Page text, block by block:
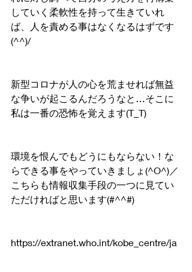
していく柔軟性を持って生きていれ
ば、人を責める事はなくなるはずです
(^^)/
新型コロナが人の心を荒ませれば無益
な争いが起こるんだろうなと…そこに
私は一番の恐怖を覚えます(T_T)
環境を恨んでもどうにもならない！な
らできる事をやっていきましょ(^O^)／
こちらも情報収集手段の一つに見てい
ただければと思います(#^^#)
https://extranet.who.int/kobe_centre/ja